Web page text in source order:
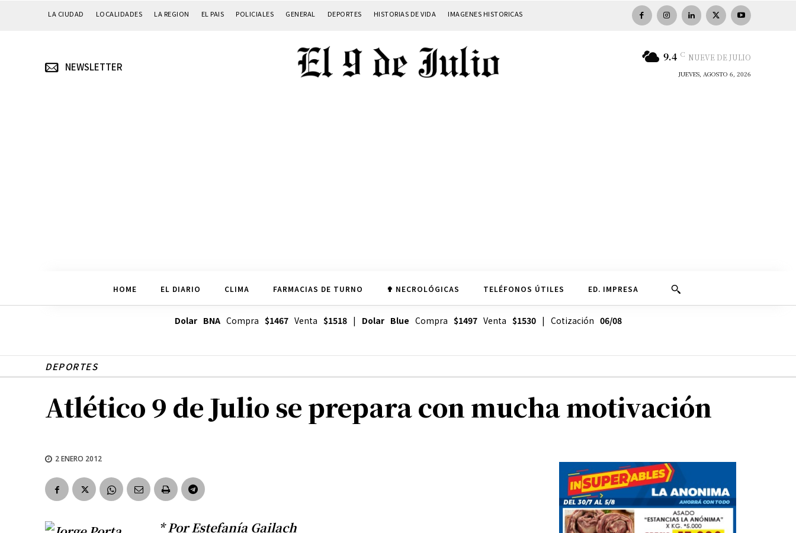
LA CIUDAD LOCALIDADES LA REGION EL PAIS POLICIALES GENERAL DEPORTES HISTORIAS DE VIDA IMAGENES HISTORICAS
NEWSLETTER
9.4 C NUEVE DE JULIO
JUEVES, AGOSTO 6, 2026
HOME EL DIARIO CLIMA FARMACIAS DE TURNO ✟ NECROLÓGICAS TELÉFONOS ÚTILES ED. IMPRESA
Dolar BNACompra $1467Venta $1518| Dolar Blue Compra $1497Venta $1530| Cotización 06/08
DEPORTES
Atlético 9 de Julio se prepara con mucha motivación
2 ENERO 2012
* Por Estefanía Gailach